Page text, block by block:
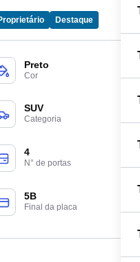
Destaque
Preto
Cor
SUV
Categoria
4
N° de portas
5B
Final da placa